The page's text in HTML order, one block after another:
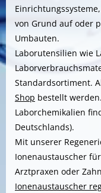
von Grund auf oder
Umbauten.
Laborutensilien wie
Standardsortiment.
Shop bestellt werden.
Laborchemikalien
Deutschlands).
Mit unserer
Ionenaustauscher für
Arztpraxen oder
Ionenaustauscher